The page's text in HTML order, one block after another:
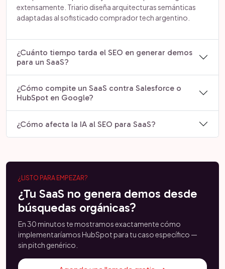
extensamente. Triario diseña arquitecturas semánticas
adaptadas al sofisticado comprador tech argentino.
¿Cuánto tiempo tarda el SEO en generar demos
para un SaaS?
¿Cómo compite un SaaS contra Salesforce o
HubSpot en Google?
¿Cómo afecta la IA al SEO para SaaS?
¿LISTO PARA EMPEZAR?
¿Tu SaaS no genera demos desde
búsquedas orgánicas?
En 30 minutos te mostramos exactamente cómo
implementaríamos HubSpot para tu caso específico —
sin pitch genérico.